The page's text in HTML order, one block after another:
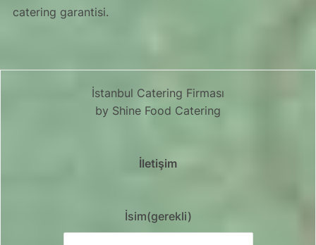
catering garantisi.
İstanbul Catering Firması
by Shine Food Catering
İletişim
İsim(gerekli)